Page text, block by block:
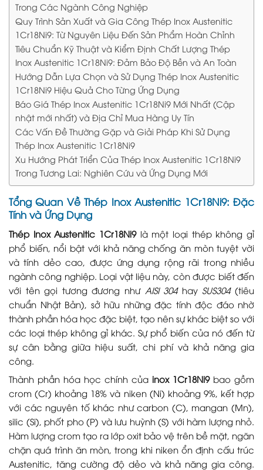
Trong Các Ngành Công Nghiệp
Quy Trình Sản Xuất và Gia Công Thép Inox Austenitic
1Cr18Ni9: Từ Nguyên Liệu Đến Sản Phẩm Hoàn Chỉnh
Tiêu Chuẩn Kỹ Thuật và Kiểm Định Chất Lượng Thép
Inox Austenitic 1Cr18Ni9: Đảm Bảo Độ Bền và An Toàn
Hướng Dẫn Lựa Chọn và Sử Dụng Thép Inox Austenitic
1Cr18Ni9 Hiệu Quả Cho Từng Ứng Dụng
Báo Giá Thép Inox Austenitic 1Cr18Ni9 Mới Nhất (Cập
nhật mới nhất) và Địa Chỉ Mua Hàng Uy Tín
Các Vấn Đề Thường Gặp và Giải Pháp Khi Sử Dụng
Thép Inox Austenitic 1Cr18Ni9
Xu Hướng Phát Triển Của Thép Inox Austenitic 1Cr18Ni9
Trong Tương Lai: Nghiên Cứu và Ứng Dụng Mới
Tổng Quan Về Thép Inox Austenitic 1Cr18Ni9: Đặc
Tính và Ứng Dụng
Thép Inox Austenitic 1Cr18Ni9là một loại thép không gỉ
phổ biến, nổi bật với khả năng chống ăn mòn tuyệt vời
và tính dẻo cao, được ứng dụng rộng rãi trong nhiều
ngành công nghiệp. Loại vật liệu này, còn được biết đến
với tên gọi tương đương như AISI 304hay SUS304(tiêu
chuẩn Nhật Bản), sở hữu những đặc tính độc đáo nhờ
thành phần hóa học đặc biệt, tạo nên sự khác biệt so với
các loại thép không gỉ khác. Sự phổ biến của nó đến từ
sự cân bằng giữa hiệu suất, chi phí và khả năng gia
công.
Thành phần hóa học chính của inox 1Cr18Ni9bao gồm
crom (Cr) khoảng 18% và niken (Ni) khoảng 9%, kết hợp
với các nguyên tố khác như carbon (C), mangan (Mn),
silic (Si), phốt pho (P) và lưu huỳnh (S) với hàm lượng nhỏ.
Hàm lượng crom tạo ra lớp oxit bảo vệ trên bề mặt, ngăn
chặn quá trình ăn mòn, trong khi niken ổn định cấu trúc
Austenitic, tăng cường độ dẻo và khả năng gia công.